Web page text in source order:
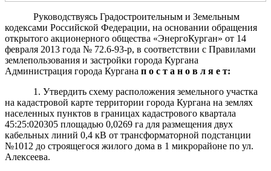
Руководствуясь Градостроительным и Земельным
кодексами Российской Федерации, на основании обращения
открытого акционерного общества «ЭнергоКурган» от 14
февраля 2013 года № 72.6-93-р, в соответствии с Правилами
землепользования и застройки города Кургана
Администрация города Кургана п о с т а н о в л я е т:
1. Утвердить схему расположения земельного участка
на кадастровой карте территории города Кургана на землях
населенных пунктов в границах кадастрового квартала
45:25:020305 площадью 0,0269 га для размещения двух
кабельных линий 0,4 кВ от трансформаторной подстанции
№1012 до строящегося жилого дома в 1 микрорайоне по ул.
Алексеева.